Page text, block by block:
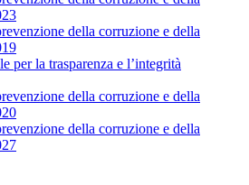
della corruzione e della
per la trasparenza e l’integrità
della corruzione e della
della corruzione e della